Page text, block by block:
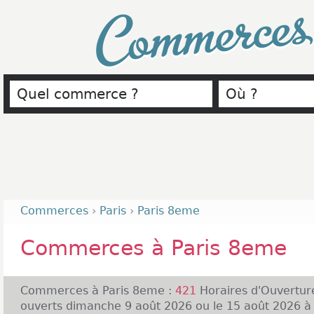
Commerces › Paris › Paris 8eme
Commerces à Paris 8eme
Commerces à Paris 8eme : 421 Horaires
ouverts dimanche 9 août 2026 ou le 15 août 2026 à